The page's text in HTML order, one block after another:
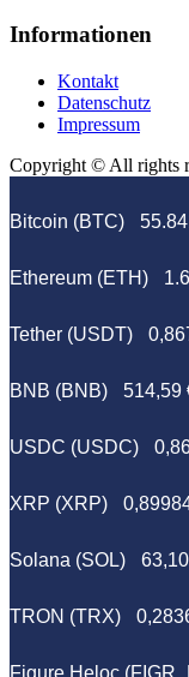
Informationen
Kontakt
Datenschutz
Impressum
Copyright © All rights
Bitcoin (BTC)
Ethereum (ETH)
Tether (USDT)
BNB (BNB) 514,59
USDC (USDC)
XRP (XRP)
Solana (SOL) 63,10
TRON (TRX)
Figure Heloc